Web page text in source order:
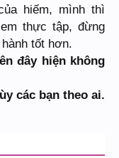
hiếm, mình thì
thực tập, đừng
tốt hơn.
đây hiện không
các bạn theo ai.